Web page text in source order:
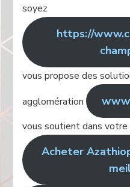
soyez
https://
vous propose des
agglomération
vous soutient dans votre
Acheter